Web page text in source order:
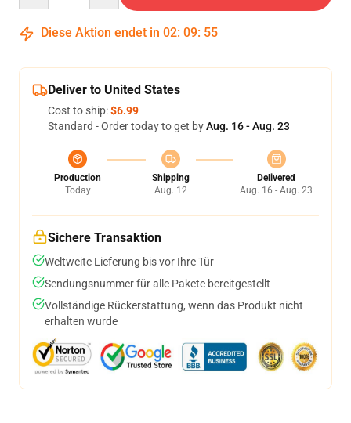
Diese Aktion endet in 02: 09: 54
Deliver to United States
Cost to ship:$6.99
Standard - Order today to get byAug. 16 - Aug. 23
Production
Today
Shipping
Aug. 12
Delivered
Aug. 16 - Aug. 23
Sichere Transaktion
Weltweite Lieferung bis vor Ihre Tür
Sendungsnummer für alle Pakete bereitgestellt
Vollständige Rückerstattung, wenn das Produkt nicht
erhalten wurde